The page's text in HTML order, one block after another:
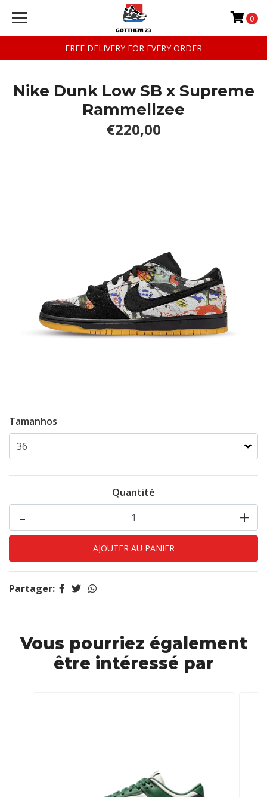
FREE DELIVERY FOR EVERY ORDER
0
Nike Dunk Low SB x Supreme
Rammellzee
€220,00
Tamanhos
Quantité
+
-
Partager:
Vous pourriez également
être intéressé par